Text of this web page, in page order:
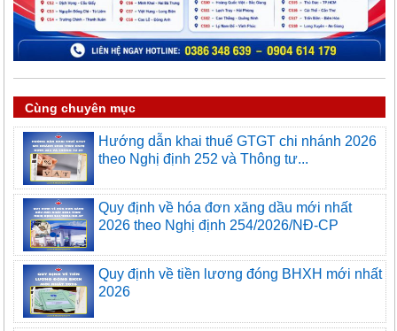
Cùng chuyên mục
Hướng dẫn khai thuế GTGT chi nhánh 2026
theo Nghị định 252 và Thông tư...
Quy định về hóa đơn xăng dầu mới nhất
2026 theo Nghị định 254/2026/NĐ-CP
Quy định về tiền lương đóng BHXH mới nhất
2026